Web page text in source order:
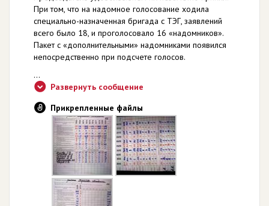
При том, что на надомное голосование ходила
специально-назначенная бригада с ТЭГ, заявлений
всего было 18, и проголосовало 16 «надомников».
Пакет с «дополнительными» надомниками появился
непосредственно при подсчете голосов.
...
Развернуть сообщение
Прикрепленные файлы